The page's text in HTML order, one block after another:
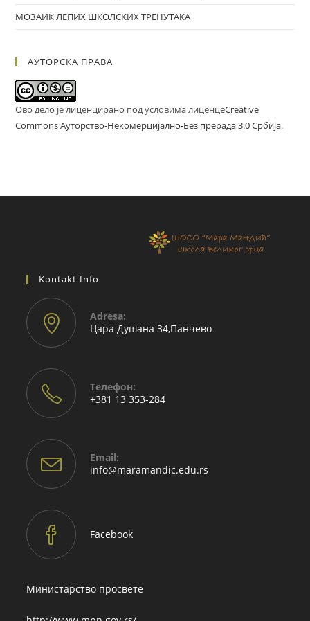
МОЗАИК ЛЕПИХ ШКОЛСКИХ ТРЕНУТАКА
АУТОРСКА ПРАВА
Ово дело је лиценцирано под условима лиценцеCreative
Commons Ауторство-Некомерцијално-Без прерада 3.0 Србија.
Kontakt Info
Adresа:
Цара Душана 34,Панчево
Телефон:
+381 13 353-284
Email:
info@maramandic.edu.rs
Facebook
Министарство просвете